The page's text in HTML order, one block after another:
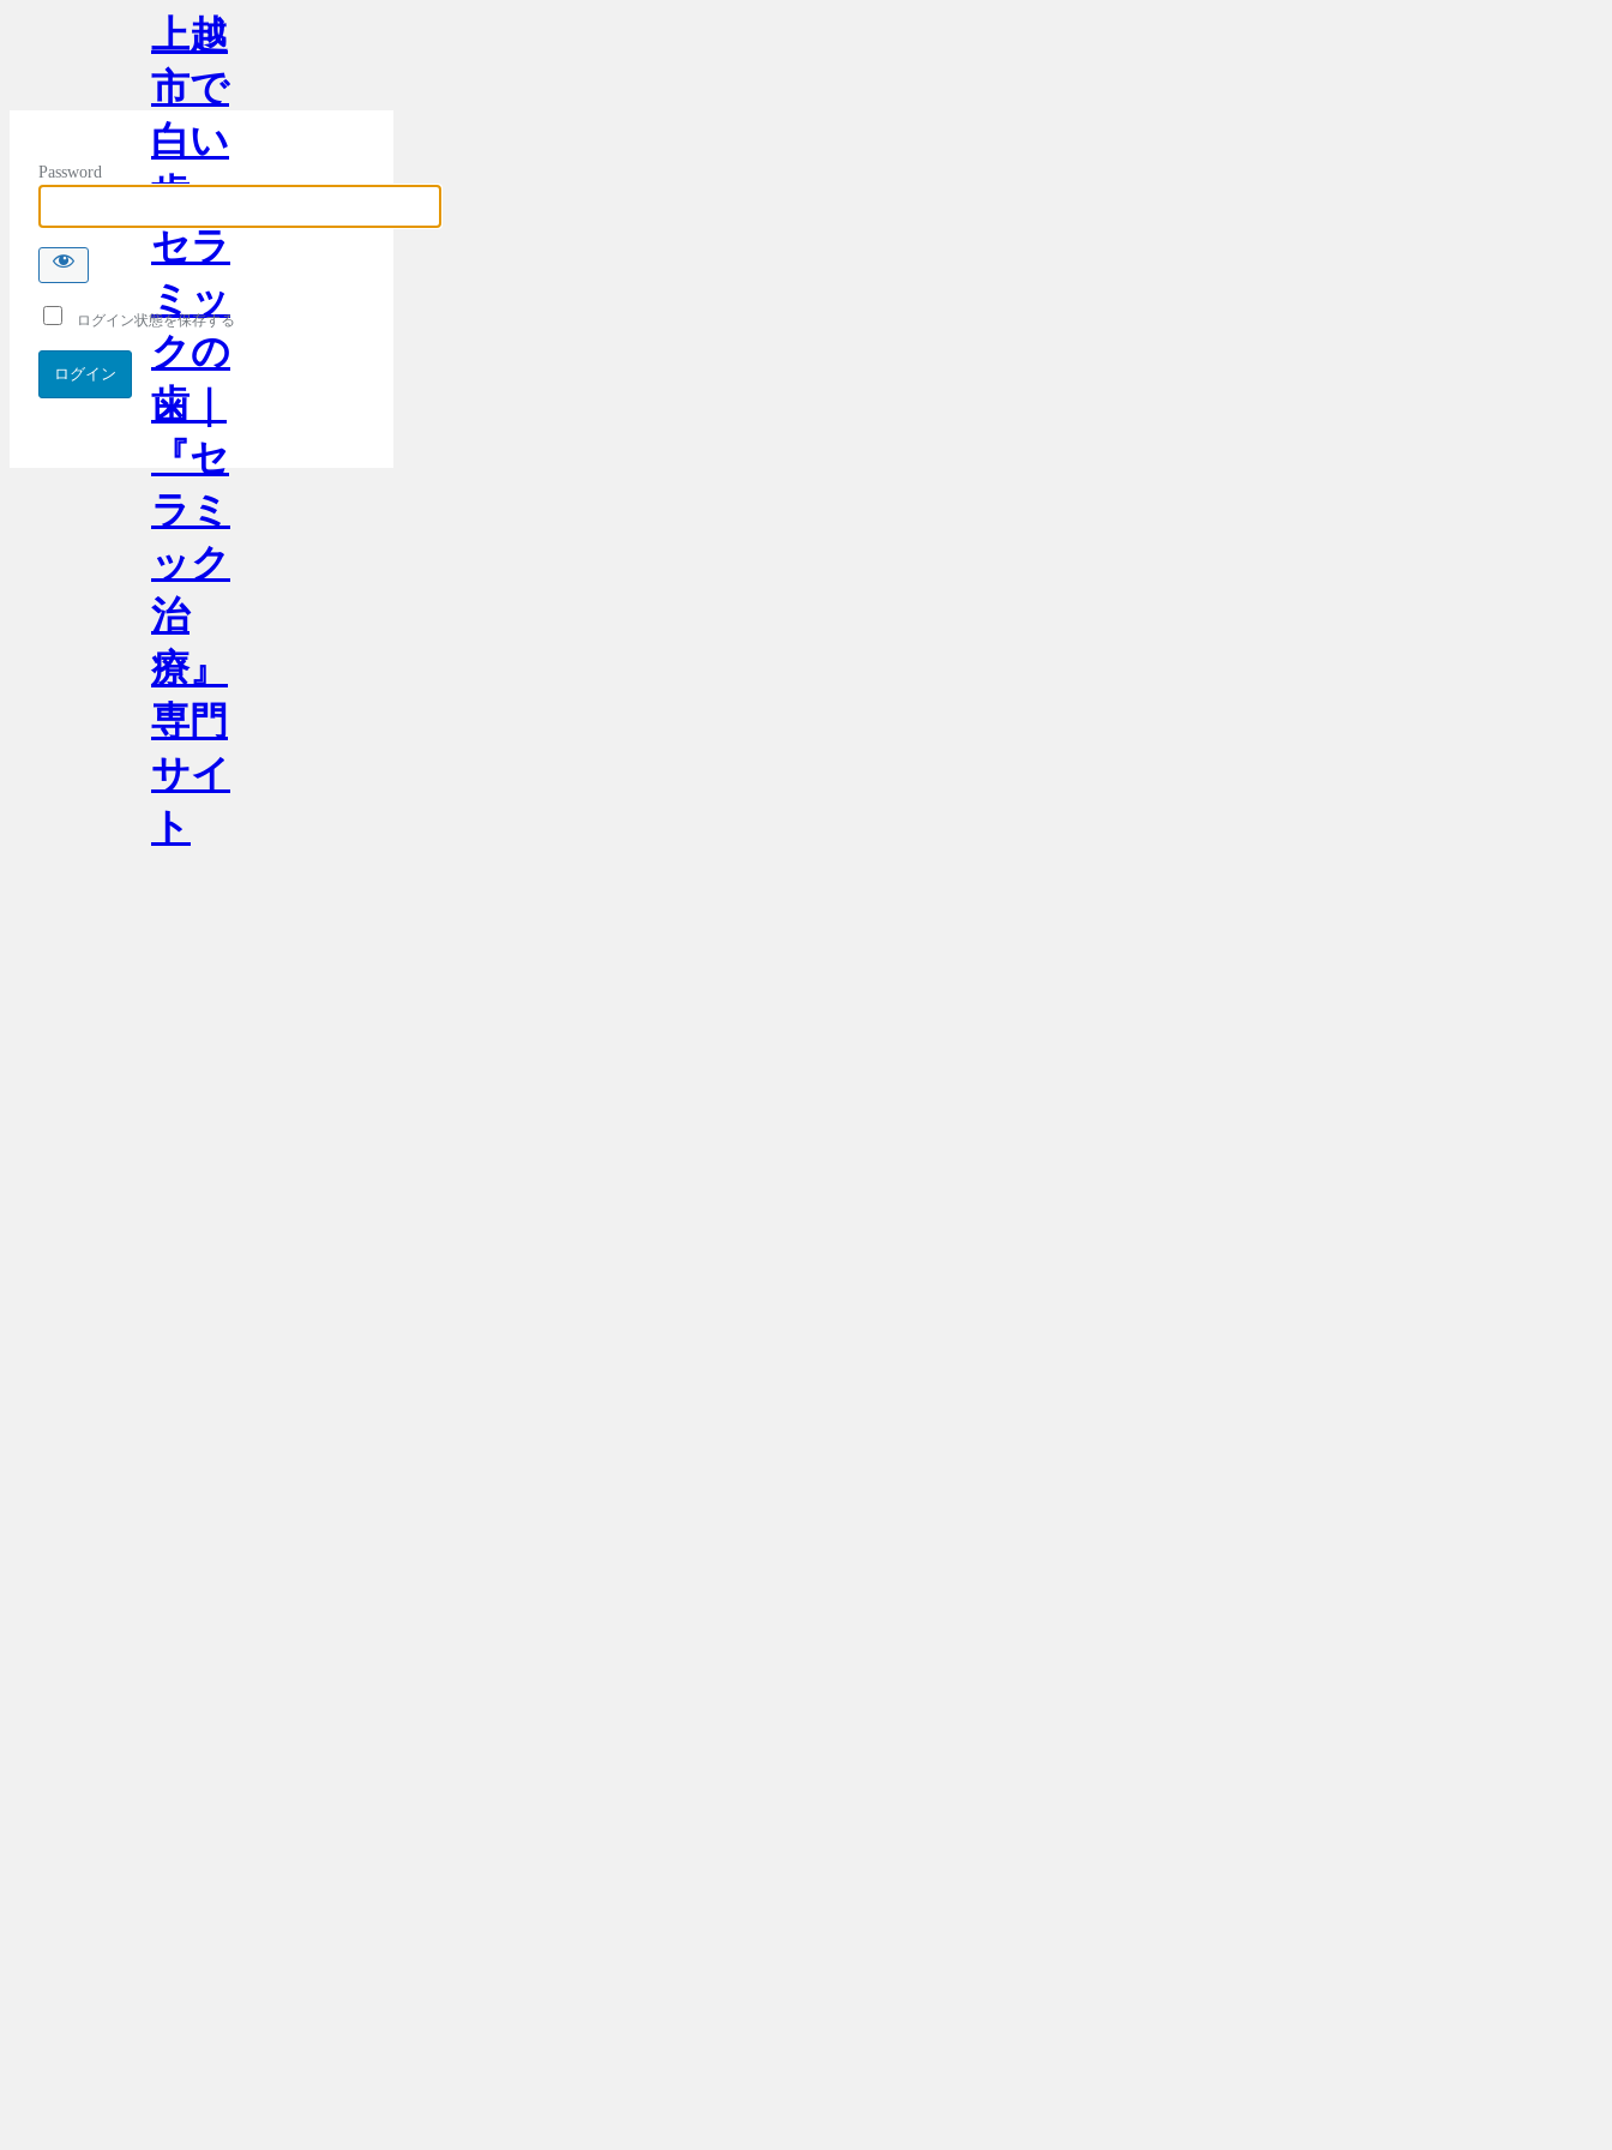
上越
市で
白い
歯・
セラ
ミッ
クの
歯｜
『セ
ラミ
ック
治
療』
専門
サイ
ト
Password
ログイン状態を保存する